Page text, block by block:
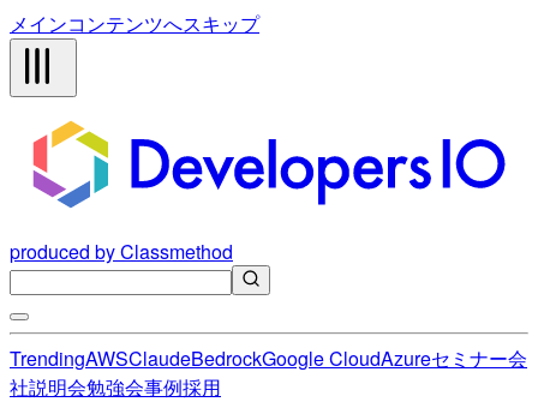
メインコンテンツへスキップ
produced by Classmethod
TrendingAWSClaudeBedrockGoogle CloudAzureセミナー会
社説明会勉強会事例採用